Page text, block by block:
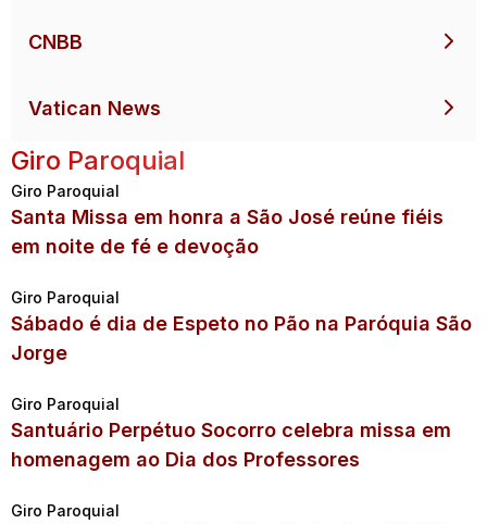
CNBB
Vatican News
Giro Paroquial
Giro Paroquial
Santa Missa em honra a São José reúne fiéis
em noite de fé e devoção
Giro Paroquial
Sábado é dia de Espeto no Pão na Paróquia São
Jorge
Giro Paroquial
Santuário Perpétuo Socorro celebra missa em
homenagem ao Dia dos Professores
Giro Paroquial